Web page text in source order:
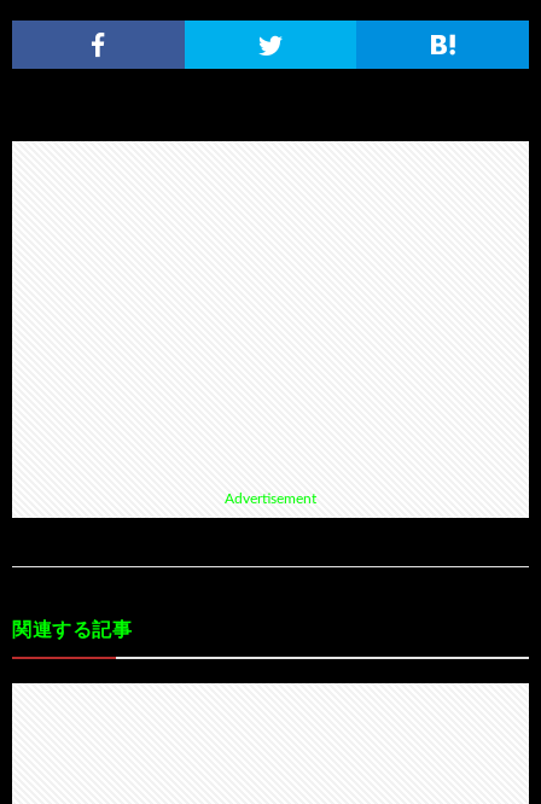
Advertisement
関連する記事